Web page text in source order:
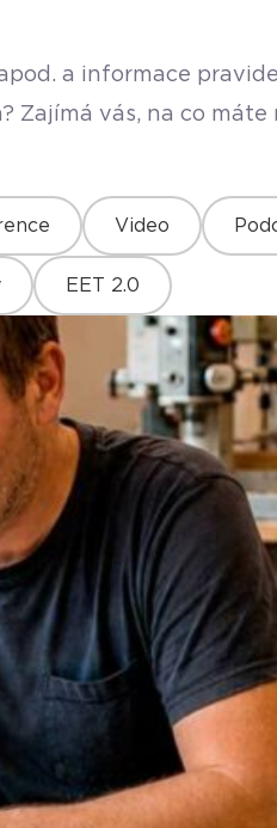
a informace
Zajímá vás, na co
Video
EET 2.0